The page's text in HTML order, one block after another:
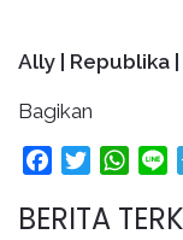
Ally | Republika
Bagikan
FacebookTwitter
BERITA